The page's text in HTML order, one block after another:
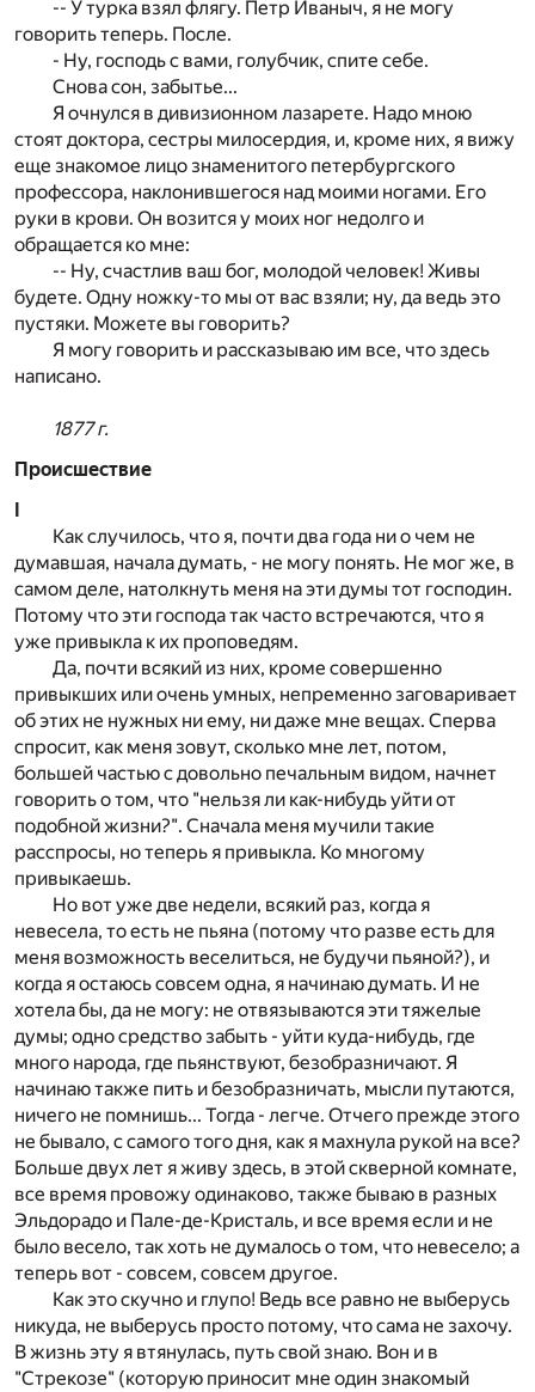
-- У турка взял флягу. Петр Иваныч, я не могу
говорить теперь. После.
- Ну, господь с вами, голубчик, спите себе.
Снова сон, забытье...
Я очнулся в дивизионном лазарете. Надо мною
стоят доктора, сестры милосердия, и, кроме них, я вижу
еще знакомое лицо знаменитого петербургского
профессора, наклонившегося над моими ногами. Его
руки в крови. Он возится у моих ног недолго и
обращается ко мне:
-- Ну, счастлив ваш бог, молодой человек! Живы
будете. Одну ножку-то мы от вас взяли; ну, да ведь это
пустяки. Можете вы говорить?
Я могу говорить и рассказываю им все, что здесь
написано.
1877 г.
Происшествие
I
Как случилось, что я, почти два года ни о чем не
думавшая, начала думать, - не могу понять. Не мог же, в
самом деле, натолкнуть меня на эти думы тот господин.
Потому что эти господа так часто встречаются, что я
уже привыкла к их проповедям.
Да, почти всякий из них, кроме совершенно
привыкших или очень умных, непременно заговаривает
об этих не нужных ни ему, ни даже мне вещах. Сперва
спросит, как меня зовут, сколько мне лет, потом,
большей частью с довольно печальным видом, начнет
говорить о том, что "нельзя ли как-нибудь уйти от
подобной жизни?". Сначала меня мучили такие
расспросы, но теперь я привыкла. Ко многому
привыкаешь.
Но вот уже две недели, всякий раз, когда я
невесела, то есть не пьяна (потому что разве есть для
меня возможность веселиться, не будучи пьяной?), и
когда я остаюсь совсем одна, я начинаю думать. И не
хотела бы, да не могу: не отвязываются эти тяжелые
думы; одно средство забыть - уйти куда-нибудь, где
много народа, где пьянствуют, безобразничают. Я
начинаю также пить и безобразничать, мысли путаются,
ничего не помнишь... Тогда - легче. Отчего прежде этого
не бывало, с самого того дня, как я махнула рукой на все?
Больше двух лет я живу здесь, в этой скверной комнате,
все время провожу одинаково, также бываю в разных
Эльдорадо и Пале-де-Кристаль, и все время если и не
было весело, так хоть не думалось о том, что невесело; а
теперь вот - совсем, совсем другое.
Как это скучно и глупо! Ведь все равно не выберусь
никуда, не выберусь просто потому, что сама не захочу.
В жизнь эту я втянулась, путь свой знаю. Вон и в
"Стрекозе" (которую приносит мне один знакомый